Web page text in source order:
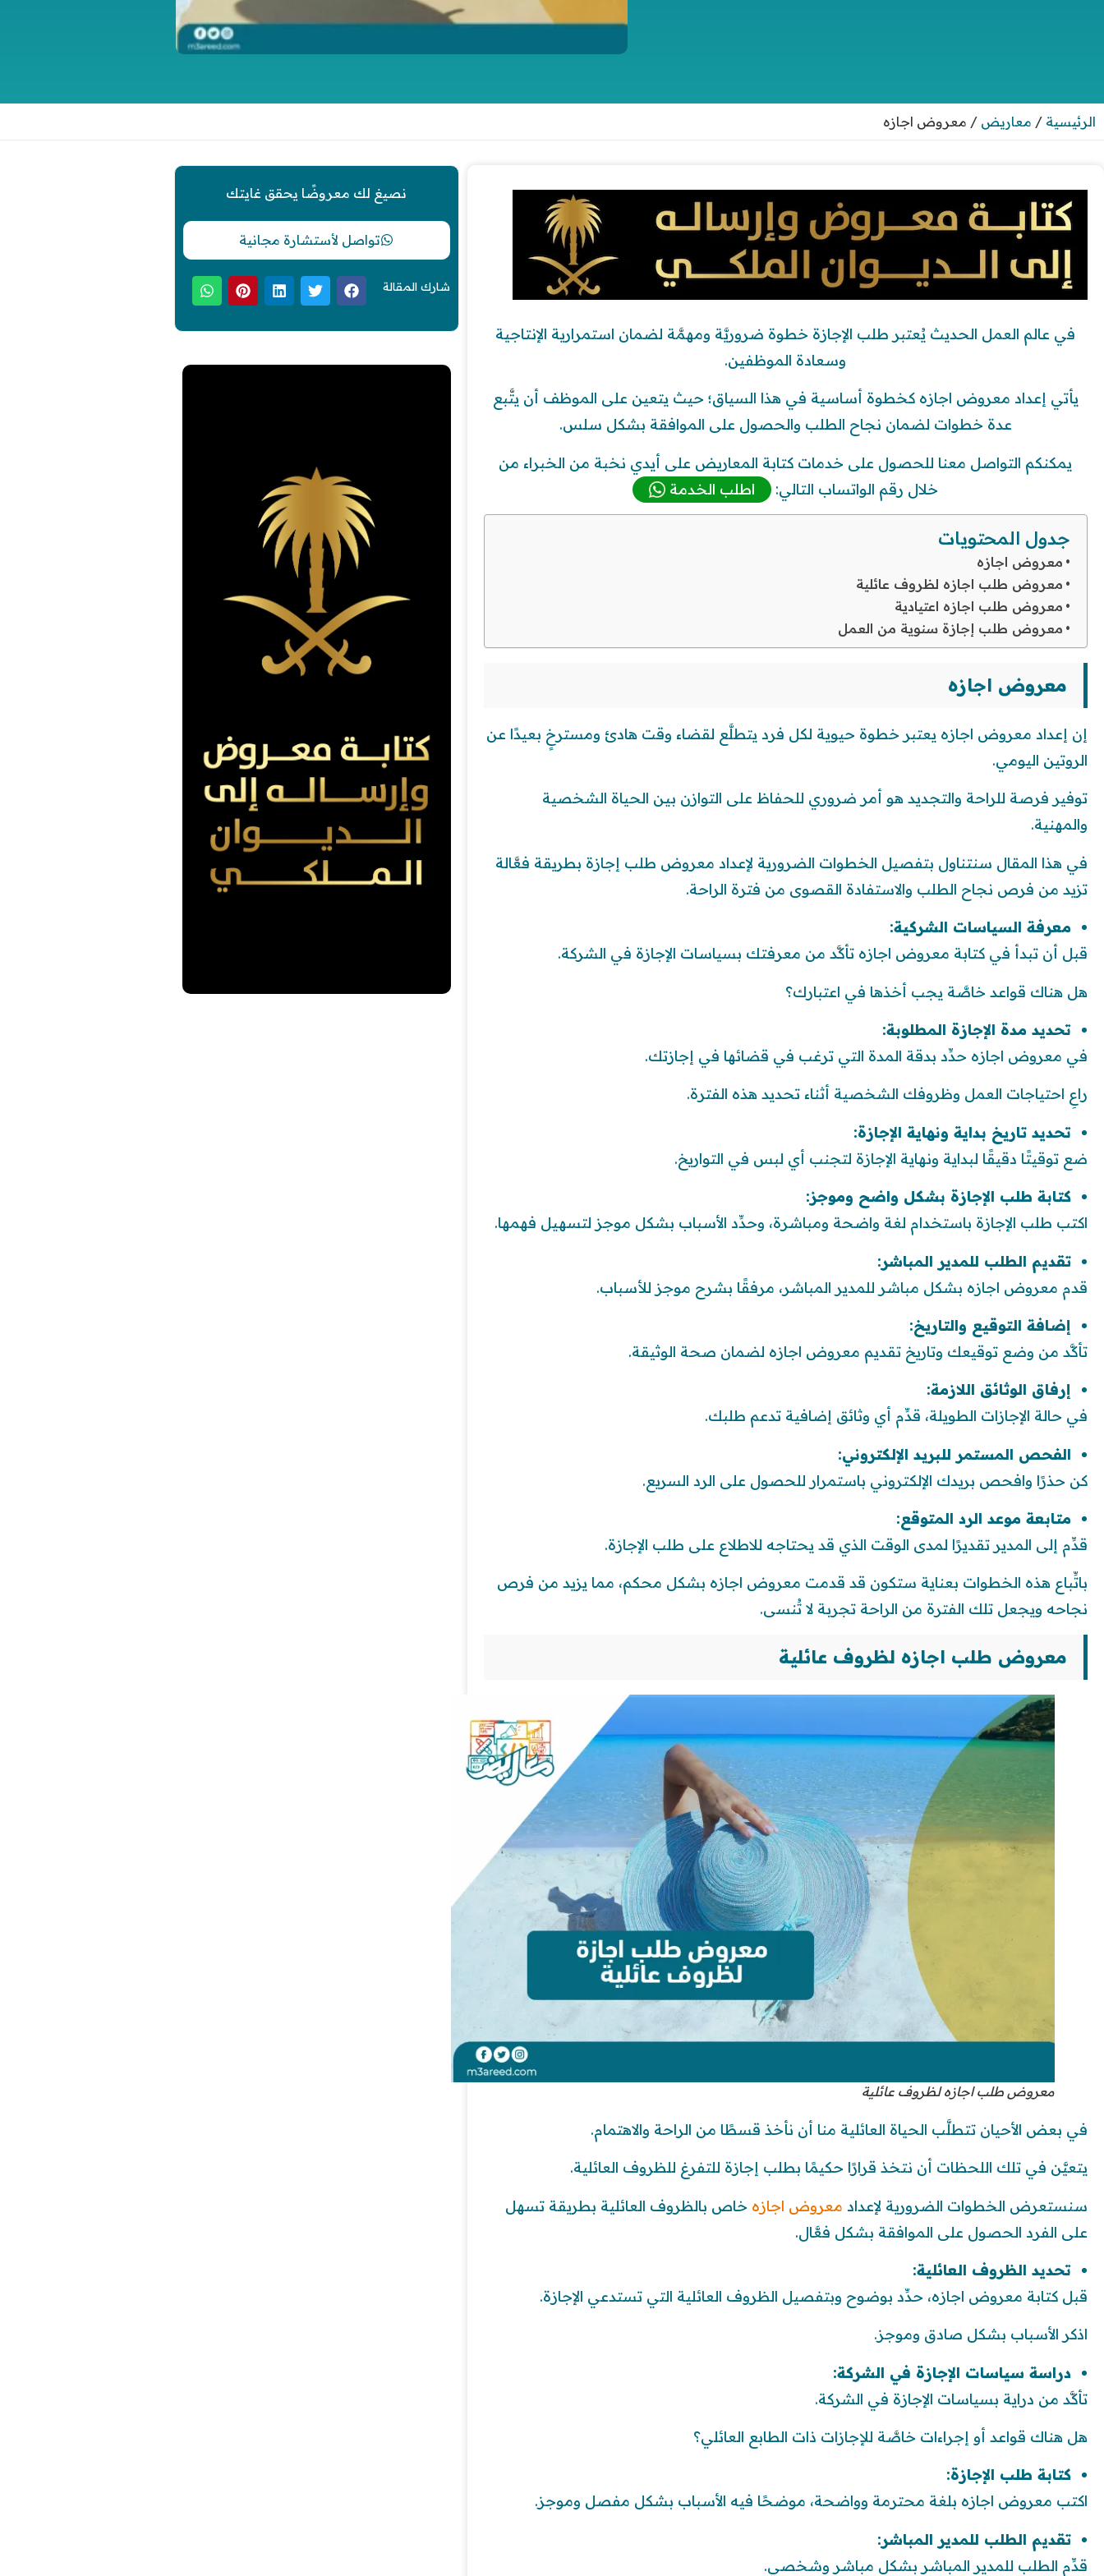
الرئيسية / معاريض / معروض اجازه
في عالم العمل الحديث يُعتبر طلب الإجازة خطوة ضروريَّة ومهمَّة لضمان استمرارية الإنتاجية
وسعادة الموظفين.
يأتي إعداد معروض اجازه كخطوة أساسية في هذا السياق؛ حيث يتعين على الموظف أن يتَّبع
عدة خطوات لضمان نجاح الطلب والحصول على الموافقة بشكل سلس.
يمكنكم التواصل معنا للحصول على خدمات كتابة المعاريض على أيدي نخبة من الخبراء من
خلال رقم الواتساب التالي:
اطلب الخدمة
جدول المحتويات
معروض اجازه
معروض طلب اجازه لظروف عائلية
معروض طلب اجازه اعتيادية
معروض طلب إجازة سنوية من العمل
معروض اجازه
إن إعداد معروض اجازه يعتبر خطوة حيوية لكل فرد يتطلَّع لقضاء وقت هادئ ومسترخٍ بعيدًا عن
الروتين اليومي.
توفير فرصة للراحة والتجديد هو أمر ضروري للحفاظ على التوازن بين الحياة الشخصية
والمهنية.
في هذا المقال سنتناول بتفصيل الخطوات الضرورية لإعداد معروض طلب إجازة بطريقة فعَّالة
تزيد من فرص نجاح الطلب والاستفادة القصوى من فترة الراحة.
معرفة السياسات الشركية:
قبل أن تبدأ في كتابة معروض اجازه تأكَّد من معرفتك بسياسات الإجازة في الشركة.
هل هناك قواعد خاصَّة يجب أخذها في اعتبارك؟
تحديد مدة الإجازة المطلوبة:
في معروض اجازه حدِّد بدقة المدة التي ترغب في قضائها في إجازتك.
راعِ احتياجات العمل وظروفك الشخصية أثناء تحديد هذه الفترة.
تحديد تاريخ بداية ونهاية الإجازة:
ضع توقيتًا دقيقًا لبداية ونهاية الإجازة لتجنب أي لبس في التواريخ.
كتابة طلب الإجازة بشكل واضح وموجز:
اكتب طلب الإجازة باستخدام لغة واضحة ومباشرة، وحدِّد الأسباب بشكل موجز لتسهيل فهمها.
تقديم الطلب للمدير المباشر:
قدم معروض اجازه بشكل مباشر للمدير المباشر، مرفقًا بشرح موجز للأسباب.
إضافة التوقيع والتاريخ:
تأكَّد من وضع توقيعك وتاريخ تقديم معروض اجازه لضمان صحة الوثيقة.
إرفاق الوثائق اللازمة:
في حالة الإجازات الطويلة، قدِّم أي وثائق إضافية تدعم طلبك.
الفحص المستمر للبريد الإلكتروني:
كن حذرًا وافحص بريدك الإلكتروني باستمرار للحصول على الرد السريع.
متابعة موعد الرد المتوقع:
قدِّم إلى المدير تقديرًا لمدى الوقت الذي قد يحتاجه للاطلاع على طلب الإجازة.
باتِّباع هذه الخطوات بعناية ستكون قد قدمت معروض اجازه بشكل محكم، مما يزيد من فرص
نجاحه ويجعل تلك الفترة من الراحة تجربة لا تُنسى.
معروض طلب اجازه لظروف عائلية
معروض طلب اجازه لظروف عائلية
في بعض الأحيان تتطلَّب الحياة العائلية منا أن نأخذ قسطًا من الراحة والاهتمام.
يتعيَّن في تلك اللحظات أن نتخذ قرارًا حكيمًا بطلب إجازة للتفرغ للظروف العائلية.
سنستعرض الخطوات الضرورية لإعداد معروض اجازه خاص بالظروف العائلية بطريقة تسهل
على الفرد الحصول على الموافقة بشكل فعَّال.
تحديد الظروف العائلية:
قبل كتابة معروض اجازه، حدِّد بوضوح وبتفصيل الظروف العائلية التي تستدعي الإجازة.
اذكر الأسباب بشكل صادق وموجز.
دراسة سياسات الإجازة في الشركة:
تأكَّد من دراية بسياسات الإجازة في الشركة.
هل هناك قواعد أو إجراءات خاصَّة للإجازات ذات الطابع العائلي؟
كتابة طلب الإجازة:
اكتب معروض اجازه بلغة محترمة وواضحة، موضحًا فيه الأسباب بشكل مفصل وموجز.
تقديم الطلب للمدير المباشر:
قدِّم الطلب للمدير المباشر بشكل مباشر وشخصي.
نصيغ لك معروضًا يحقق غايتك
تواصل لأستشارة مجانية
شارك المقالة